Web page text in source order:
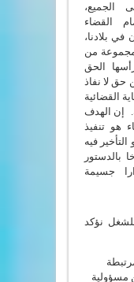
الجميع،
القضاء
في بلادنا،
مجموعة من
الحق
حق لا نفاذ
القضائية
إن الهدف
هو تنفيذ
التأخير فيه
بالدستور
جسيمة
نؤكد
مسؤولية